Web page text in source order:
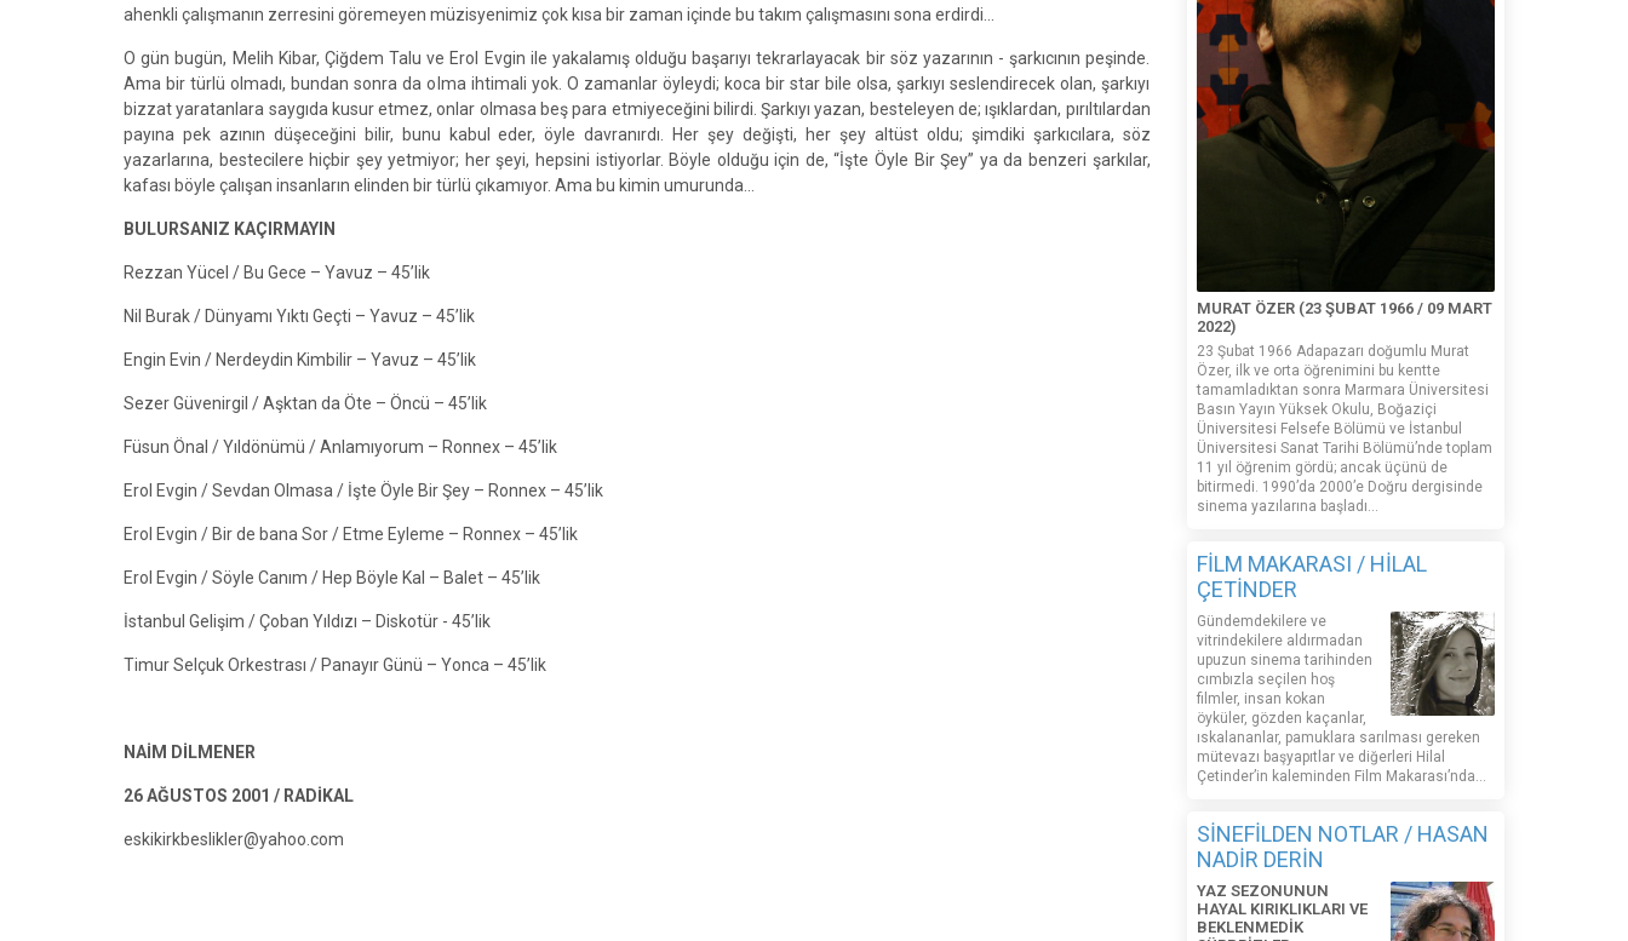
ahenkli çalışmanın zerresini göremeyen müzisyenimiz çok kısa bir zaman içinde bu takım çalışmasını sona erdirdi...
O gün bugün, Melih Kibar, Çiğdem Talu ve Erol Evgin ile yakalamış olduğu başarıyı tekrarlayacak bir söz yazarının - şarkıcının peşinde.
Ama bir türlü olmadı, bundan sonra da olma ihtimali yok. O zamanlar öyleydi; koca bir star bile olsa, şarkıyı seslendirecek olan, şarkıyı
bizzat yaratanlara saygıda kusur etmez, onlar olmasa beş para etmiyeceğini bilirdi. Şarkıyı yazan, besteleyen de; ışıklardan, pırıltılardan
payına pek azının düşeceğini bilir, bunu kabul eder, öyle davranırdı. Her şey değişti, her şey altüst oldu; şimdiki şarkıcılara, söz
yazarlarına, bestecilere hiçbir şey yetmiyor; her şeyi, hepsini istiyorlar. Böyle olduğu için de, “İşte Öyle Bir Şey” ya da benzeri şarkılar,
kafası böyle çalışan insanların elinden bir türlü çıkamıyor. Ama bu kimin umurunda...
BULURSANIZ KAÇIRMAYIN
Rezzan Yücel / Bu Gece – Yavuz – 45’lik
Nil Burak / Dünyamı Yıktı Geçti – Yavuz – 45’lik
Engin Evin / Nerdeydin Kimbilir – Yavuz – 45’lik
Sezer Güvenirgil / Aşktan da Öte – Öncü – 45’lik
Füsun Önal / Yıldönümü / Anlamıyorum – Ronnex – 45’lik
Erol Evgin / Sevdan Olmasa / İşte Öyle Bir Şey – Ronnex – 45’lik
Erol Evgin / Bir de bana Sor / Etme Eyleme – Ronnex – 45’lik
Erol Evgin / Söyle Canım / Hep Böyle Kal – Balet – 45’lik
İstanbul Gelişim / Çoban Yıldızı – Diskotür - 45’lik
Timur Selçuk Orkestrası / Panayır Günü – Yonca – 45’lik
NAİM DİLMENER
26 AĞUSTOS 2001 / RADİKAL
eskikirkbeslikler@yahoo.com
MURAT ÖZER (23 ŞUBAT 1966 / 09 MART
2022)
23 Şubat 1966 Adapazarı doğumlu Murat
Özer, ilk ve orta öğrenimini bu kentte
tamamladıktan sonra Marmara Üniversitesi
Basın Yayın Yüksek Okulu, Boğaziçi
Üniversitesi Felsefe Bölümü ve İstanbul
Üniversitesi Sanat Tarihi Bölümü’nde toplam
11 yıl öğrenim gördü; ancak üçünü de
bitirmedi. 1990’da 2000’e Doğru dergisinde
sinema yazılarına başladı...
FİLM MAKARASI / HİLAL
ÇETİNDER
Gündemdekilere ve
vitrindekilere aldırmadan
upuzun sinema tarihinden
cımbızla seçilen hoş
filmler, insan kokan
öyküler, gözden kaçanlar,
ıskalananlar, pamuklara sarılması gereken
mütevazı başyapıtlar ve diğerleri Hilal
Çetinder’in kaleminden Film Makarası’nda…
SİNEFİLDEN NOTLAR / HASAN
NADİR DERİN
YAZ SEZONUNUN
HAYAL KIRIKLIKLARI VE
BEKLENMEDİK